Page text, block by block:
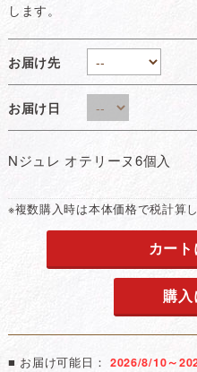
します。
お届け先
お届け日
Nジュレ オテリーヌ6個入
※複数購入時は本体価格で税計算し
カー
購入
■ お届け可能日： 2026/8/10～